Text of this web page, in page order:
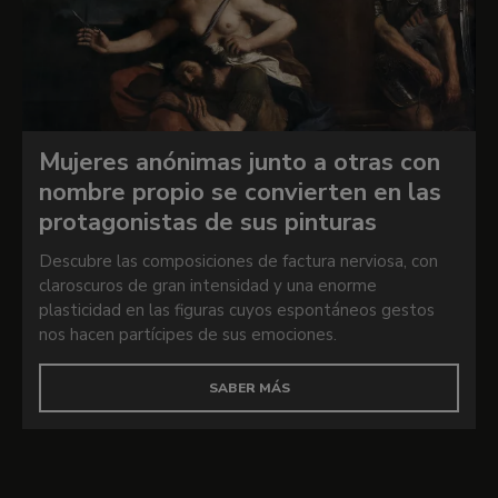
Mujeres anónimas junto a otras con
nombre propio se convierten en las
protagonistas de sus pinturas
Descubre las composiciones de factura nerviosa, con
claroscuros de gran intensidad y una enorme
plasticidad en las figuras cuyos espontáneos gestos
nos hacen partícipes de sus emociones.
SABER MÁS